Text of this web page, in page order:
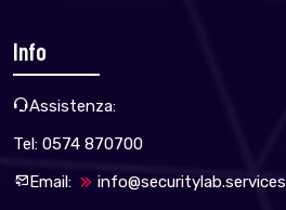
Info
Assistenza:
Tel: 0574 870700
Email:
info@securitylab.services